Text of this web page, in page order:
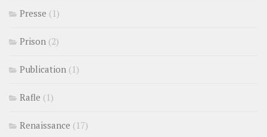
Presse (1)
Prison (2)
Publication (1)
Rafle (1)
Renaissance (17)